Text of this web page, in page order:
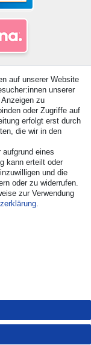
|
nach
auf unserer Website
unserer
zu
oder Zugriffe auf
erfolgt erst durch
die wir in den
aufgrund eines
kann erteilt oder
und die
oder zu widerrufen.
zur Verwendung
.